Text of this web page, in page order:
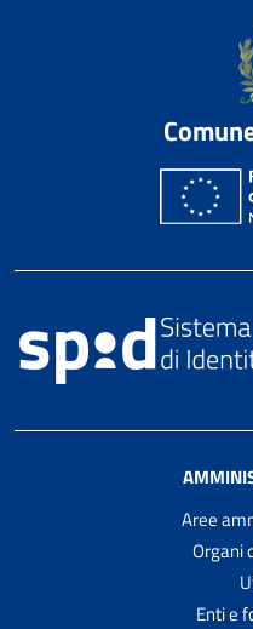
Aree
Organi
Enti e